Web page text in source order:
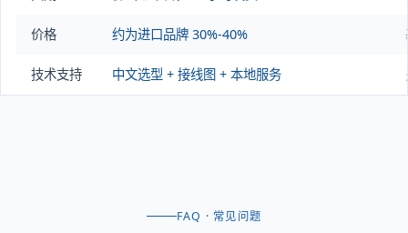
价格 约为进口品牌 30%-40%
技术支持 中文选型 + 接线图 + 本地服务
FAQ · 常见问题